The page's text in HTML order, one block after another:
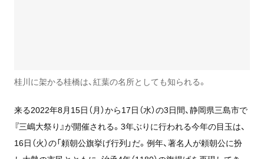
桂川に架かる桂橋は、紅葉の名所としても知られる。
来る2022年8月15日（月）から17日（水）の3日間、静岡県三島市で
『三嶋大祭り』が開催される。3年ぶりに行われる今年の目玉は、
16日（火）の「頼朝公旗挙げ行列」だ。例年、著名人が頼朝公に扮